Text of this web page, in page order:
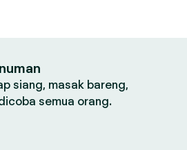
siang, masak bareng,
semua orang.